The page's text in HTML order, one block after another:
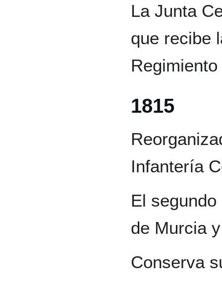
La Junta
que recibe
1815
Infantería
El
de Murcia
Conserva